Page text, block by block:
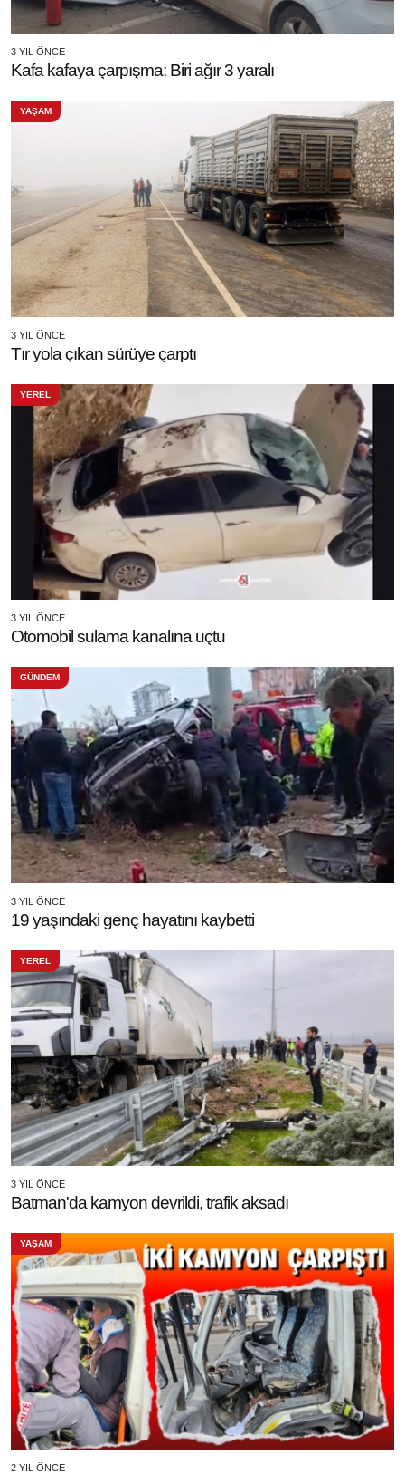
3 YIL ÖNCE
Kafa kafaya çarpışma: Biri ağır 3 yaralı
YAŞAM
3 YIL ÖNCE
Tır yola çıkan sürüye çarptı
YEREL
3 YIL ÖNCE
Otomobil sulama kanalına uçtu
GÜNDEM
3 YIL ÖNCE
19 yaşındaki genç hayatını kaybetti
YEREL
3 YIL ÖNCE
Batman'da kamyon devrildi, trafik aksadı
YAŞAM
2 YIL ÖNCE